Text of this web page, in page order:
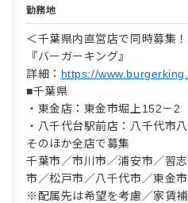
勤務地
＜千葉県内直営店で同時募集
『バーガーキング』
詳細： https://
■千葉県
・東金店：東金市堀上152－2
・八千代台駅前店：八千代市
そのほか全店で募集
千葉市／市川市／浦安市／習
市／松戸市／八千代市／東金
※配属先は希望を考慮／家賃補